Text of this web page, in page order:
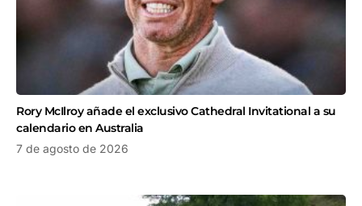
Rory McIlroy añade el exclusivo Cathedral Invitational a su
calendario en Australia
7 de agosto de 2026